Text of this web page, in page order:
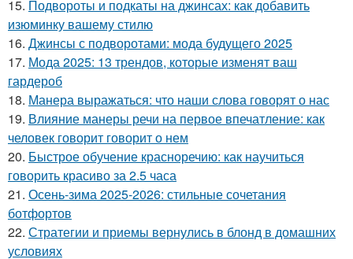
15. Подвороты и подкаты на джинсах: как добавить
изюминку вашему стилю
16. Джинсы с подворотами: мода будущего 2025
17. Мода 2025: 13 трендов, которые изменят ваш
гардероб
18. Манера выражаться: что наши слова говорят о нас
19. Влияние манеры речи на первое впечатление: как
человек говорит говорит о нем
20. Быстрое обучение красноречию: как научиться
говорить красиво за 2.5 часа
21. Осень-зима 2025-2026: стильные сочетания
ботфортов
22. Стратегии и приемы вернулись в блонд в домашних
условиях